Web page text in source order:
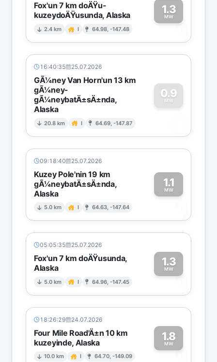
Fox'un 7 km doÄŸu-
kuzeydoÄŸusunda, Alaska
2.4 km I 64.98, -147.48
1.3
MW1
16:40:35 25.07.2026
GÃ¼ney Van Horn'un 13 km
gÃ¼ney-
gÃ¼neybatÄ±sÄ±nda,
Alaska
20.8 km I 64.69, -147.87
0.9
MW
0
09:18:40 25.07.2026
Kuzey Pole'nin 19 km
gÃ¼neybatÄ±sÄ±nda,
Alaska
5.0 km I 64.63, -147.64
1.1
MW
1
05:05:35 25.07.2026
Fox'un 7 km doÄŸusunda,
Alaska
5.0 km I 64.96, -147.45
1.3
MW1
18:26:29 24.07.2026
Four Mile Road'Ä±n 10 km
kuzeyinde, Alaska
10.0 km I 64.70, -149.09
1.8
MW